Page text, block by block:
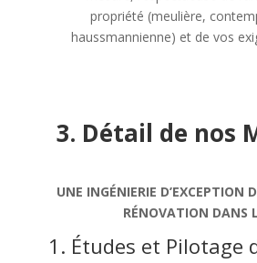
propriété (meulière,
haussmannienne) et de vos
3. Détail de nos
UNE INGÉNIERIE D’EXCEPTION
RÉNOVATION DANS
1. Études et Pilotage